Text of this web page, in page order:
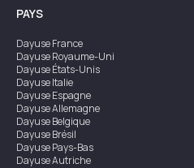
PAYS
DayuseFrance
DayuseRoyaume-Uni
DayuseÉtats-Unis
DayuseItalie
DayuseEspagne
DayuseAllemagne
DayuseBelgique
DayuseBrésil
DayusePays-Bas
DayuseAutriche